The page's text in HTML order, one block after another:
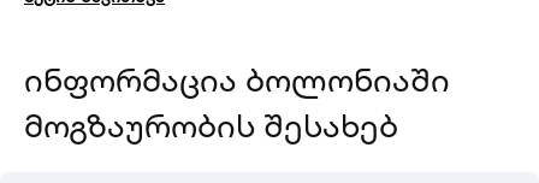
ინფორმაცია ბოლონიაში
მოგზაურობის შესახებ